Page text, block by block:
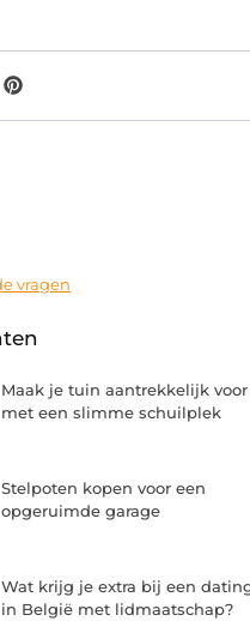
vragen
Maak je tuin aantrekkelijk voor
met een slimme schuilplek
Stelpoten kopen voor een
opgeruimde garage
Wat krijg je extra bij een
in België met lidmaatschap?